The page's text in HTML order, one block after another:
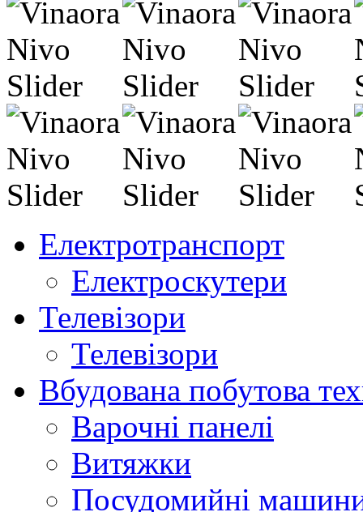
Електротранспорт
Електроскутери
Телевізори
Телевізори
Вбудована побутова
Варочні панелі
Витяжки
Посудомийні